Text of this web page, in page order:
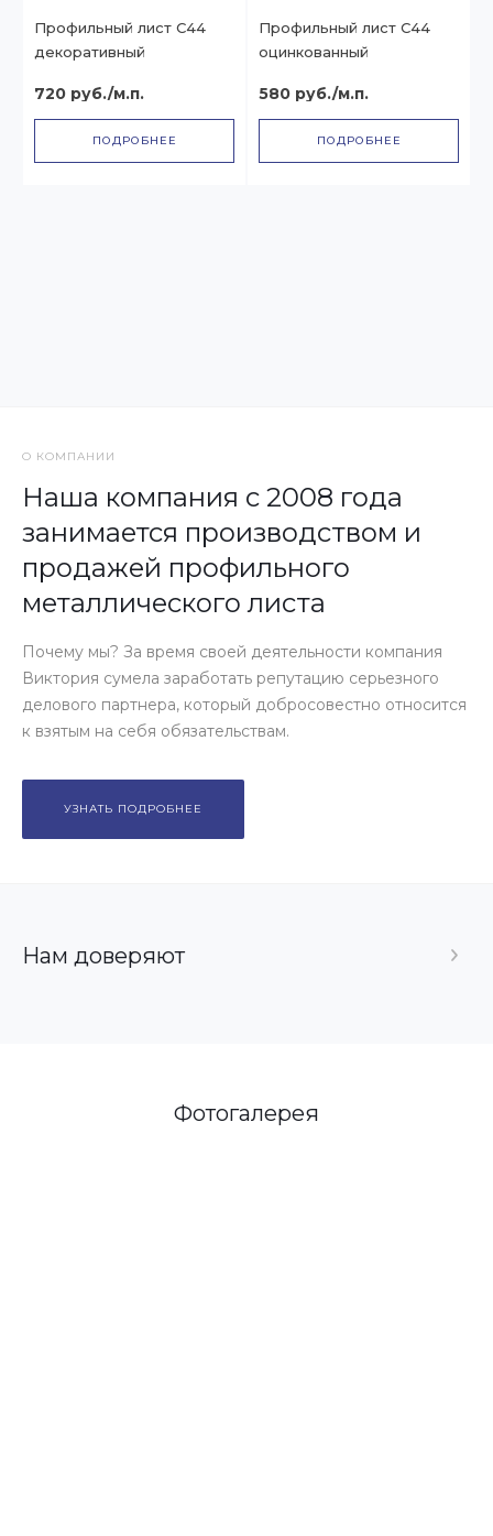
Профильный лист С44
декоративный
720 руб./м.п.
ПОДРОБНЕЕ
Профильный лист С44
оцинкованный
580 руб./м.п.
ПОДРОБНЕЕ
О КОМПАНИИ
Наша компания с 2008 года
занимается производством и
продажей профильного
металлического листа
Почему мы? За время своей деятельности компания
Виктория сумела заработать репутацию серьезного
делового партнера, который добросовестно относится
к взятым на себя обязательствам.
УЗНАТЬ ПОДРОБНЕЕ
Нам доверяют
Фотогалерея